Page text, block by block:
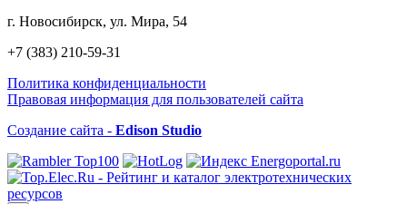
г. Новосибирск, ул. Мира, 54
+7 (383) 210-59-31
Политика конфиденциальности
Правовая информация для пользователей сайта
Создание сайта - Edison Studio